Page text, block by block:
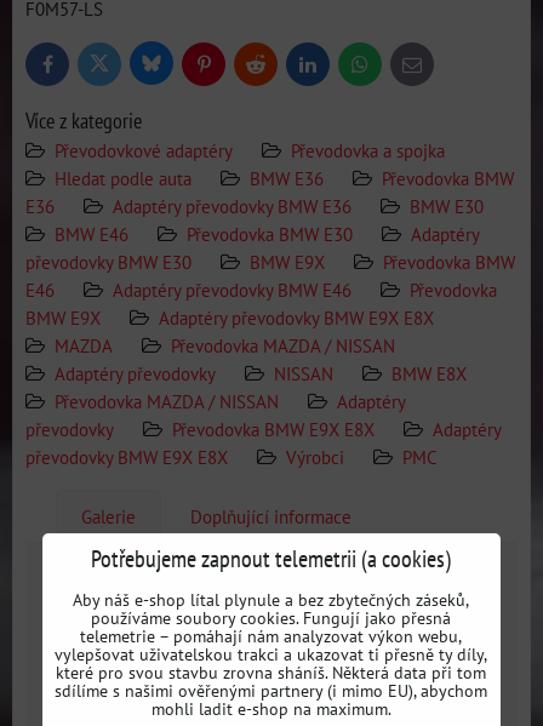
F0M57-LS
FacebookTwitter BlueskyPinterestReddit LinkedInWhatsApp
E-
mail
Více z kategorie
Převodovkové adaptéry
Převodovka a spojka
Hledat podle auta
BMW E36
Převodovka BMW
E36
Adaptéry převodovky BMW E36
BMW E30
BMW E46
Převodovka BMW E30
Adaptéry
převodovky BMW E30
BMW E9X
Převodovka BMW
E46
Adaptéry převodovky BMW E46
Převodovka
BMW E9X
Adaptéry převodovky BMW E9X E8X
MAZDA
Převodovka MAZDA / NISSAN
Adaptéry převodovky
NISSAN
BMW E8X
Převodovka MAZDA / NISSAN
Adaptéry
převodovky
Převodovka BMW E9X E8X
Adaptéry
převodovky BMW E9X E8X
Výrobci PMC
Galerie Doplňující informace
Galerie
Potřebujeme zapnout telemetrii (a cookies)
Aby náš e-shop lítal plynule a bez zbytečných záseků,
používáme soubory cookies. Fungují jako přesná
telemetrie – pomáhají nám analyzovat výkon webu,
vylepšovat uživatelskou trakci a ukazovat ti přesně ty díly,
které pro svou stavbu zrovna sháníš. Některá data při tom
sdílíme s našimi ověřenými partnery (i mimo EU), abychom
mohli ladit e-shop na maximum.